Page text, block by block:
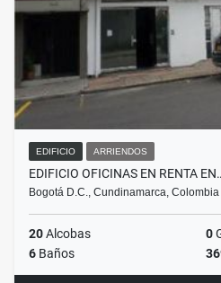
EDIFICIO ARRIENDOS
EDIFICIO OFICINAS EN RENTA
Bogotá D.C., Cundinamarca, Colombia
20Alcobas 0
6 Baños